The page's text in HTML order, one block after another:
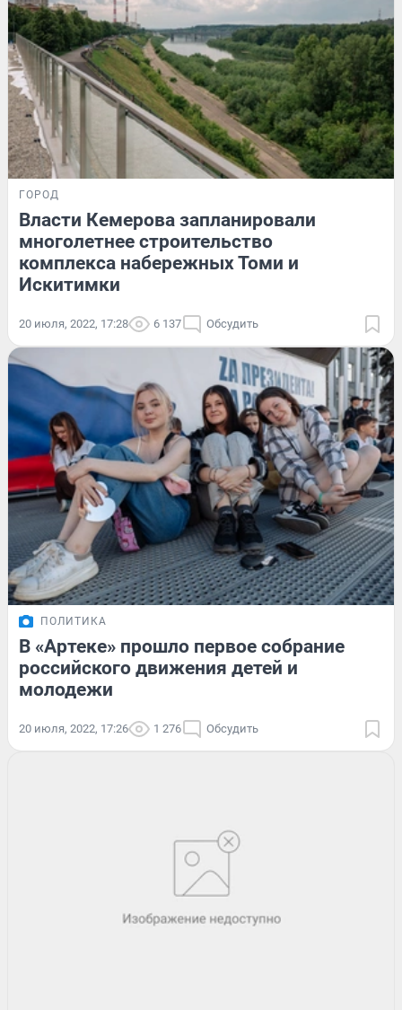
ГОРОД
Власти Кемерова запланировали
многолетнее строительство
комплекса набережных Томи и
Искитимки
20 июля, 2022, 17:28 6 137 Обсудить
ПОЛИТИКА
В «Артеке» прошло первое собрание
российского движения детей и
молодежи
20 июля, 2022, 17:26 1 276 Обсудить